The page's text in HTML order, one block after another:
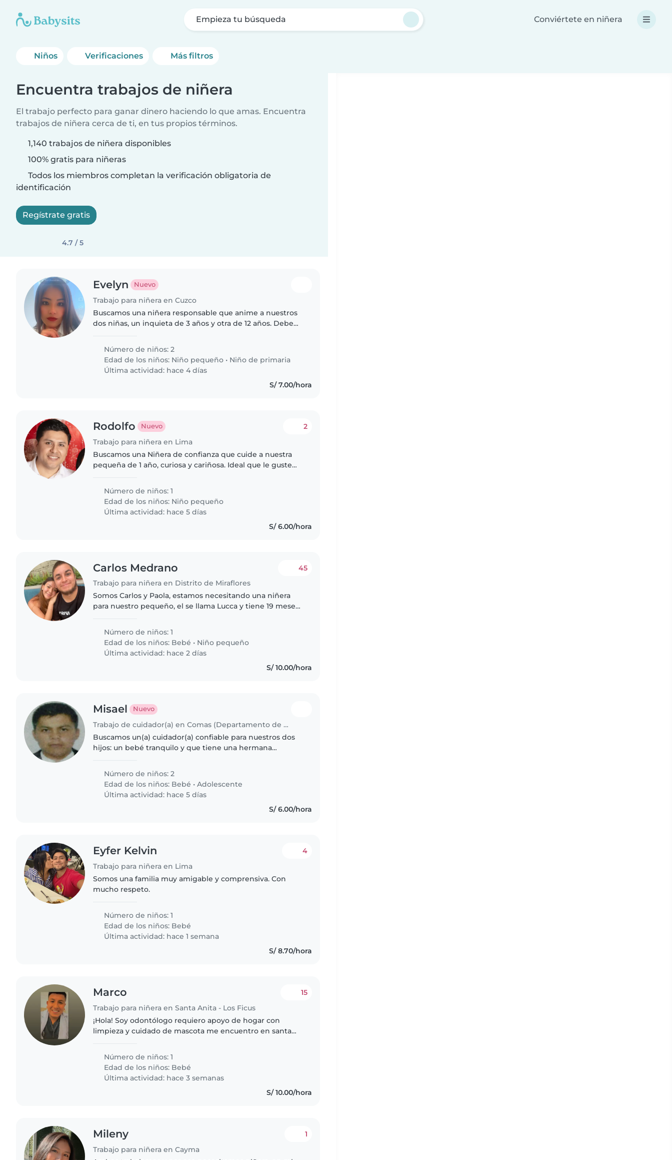
Empieza tu búsqueda Conviértete en niñera
Niños Verificaciones Más filtros
Encuentra trabajos de niñera
El trabajo perfecto para ganar dinero haciendo lo que amas. Encuentra
trabajos de niñera cerca de ti, en tus propios términos.
1,140 trabajos de niñera disponibles
100% gratis para niñeras
Todos los miembros completan la verificación obligatoria de
identificación
Regístrate gratis
4.7 / 5
Evelyn Nuevo
Trabajo para niñera en Cuzco
Buscamos una niñera responsable que anime a nuestros
dos niñas, un inquieta de 3 años y otra de 12 años. Debe
sencillas. ¡Contáctanos..
Número de niños: 2
Edad de los niños: Niño pequeño • Niño de primaria
Última actividad: hace 4 días
S/ 7.00/hora
Rodolfo Nuevo
Trabajo para niñera en Lima
2
Buscamos una Niñera de confianza que cuide a nuestra
pequeña de 1 año, curiosa y cariñosa. Ideal que le guste
Número de niños: 1
Edad de los niños: Niño pequeño
Última actividad: hace 5 días
S/ 6.00/hora
Carlos Medrano
Trabajo para niñera en Distrito de Miraflores
45
Somos Carlos y Paola, estamos necesitando una niñera
para nuestro pequeño, el se llama Lucca y tiene 19 meses
departamento ubicado en Miraflores,..
Número de niños: 1
Edad de los niños: Bebé • Niño pequeño
Última actividad: hace 2 días
S/ 10.00/hora
Misael Nuevo
Trabajo de cuidador(a) en Comas (Departamento de Lima)
Buscamos un(a) cuidador(a) confiable para nuestros dos
hijos: un bebé tranquilo y que tiene una hermana
alguien que ayude con..
Número de niños: 2
Edad de los niños: Bebé •Adolescente
Última actividad: hace 5 días
S/ 6.00/hora
Eyfer Kelvin
Trabajo para niñera en Lima
4
Somos una familia muy amigable y comprensiva. Con
mucho respeto.
Número de niños: 1
Edad de los niños: Bebé
Última actividad: hace 1 semana
S/ 8.70/hora
Marco
Trabajo para niñera en Santa Anita - Los Ficus
15
¡Hola! Soy odontólogo requiero apoyo de hogar con
limpieza y cuidado de mascota me encuentro en santa
Número de niños: 1
Edad de los niños: Bebé
Última actividad: hace 3 semanas
S/ 10.00/hora
Mileny
Trabajo para niñera en Cayma
1